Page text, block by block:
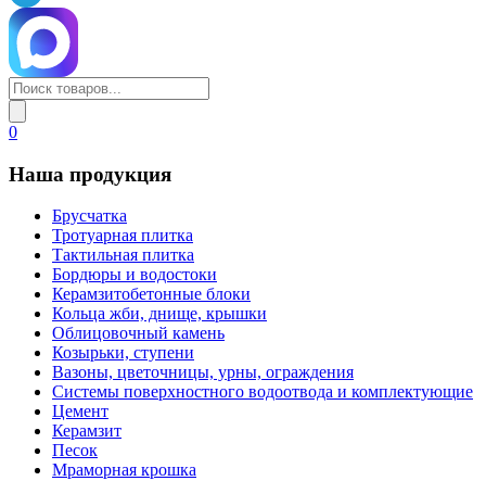
0
Наша продукция
Брусчатка
Тротуарная плитка
Тактильная плитка
Бордюры и водостоки
Керамзитобетонные блоки
Кольца жби, днище, крышки
Облицовочный камень
Козырьки, ступени
Вазоны, цветочницы, урны, ограждения
Системы поверхностного водоотвода и комплектующие
Цемент
Керамзит
Песок
Мраморная крошка